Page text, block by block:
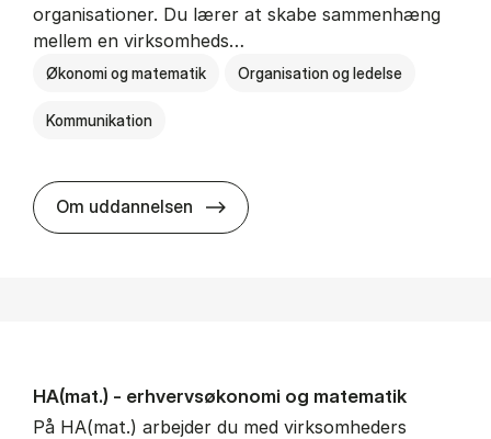
organisationer. Du lærer at skabe sammenhæng
mellem en virksomheds…
Økonomi og matematik Organisation og ledelse
Kommunikation
Om uddannelsen HA(kom.) - erhvervs­økonomi
HA(mat.) - erhvervs­økonomi og ma­te­ma­tik
På HA(mat.) arbejder du med virksomheders